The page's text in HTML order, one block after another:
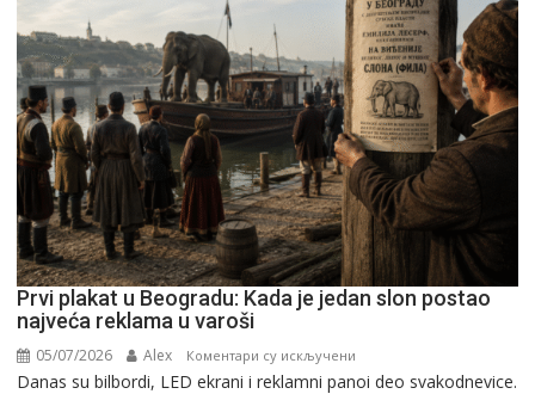
Prvi plakat u Beogradu: Kada je jedan slon postao
najveća reklama u varoši
05/07/2026 Alex Коментари су искључени
Prvi
Danas su bilbordi, LED ekrani i reklamni panoi deo svakodnevice.